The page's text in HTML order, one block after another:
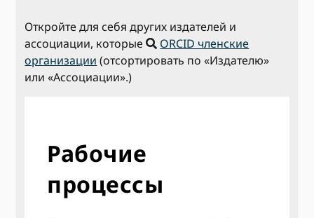
Откройте для себя других издателей и
ассоциации, которые
ORCID членские
организации (отсортировать по «Издателю»
или «Ассоциации».)
Рабочие
процессы